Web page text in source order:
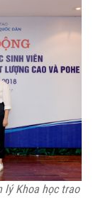
lý Khoa học trao